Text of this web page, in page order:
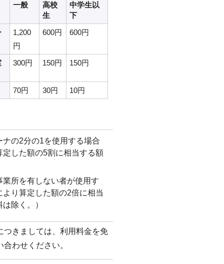
一般
高校
生
中学生以
下
1,200
円
600円 600円
300円 150円 150円
70円 30円 10円
の2分の1を使用する場合
した額の5割に相当する額
所を有しない者が使用す
り算定した額の2倍に相当
除く。）
つきましては、利用料金を免
わせください。